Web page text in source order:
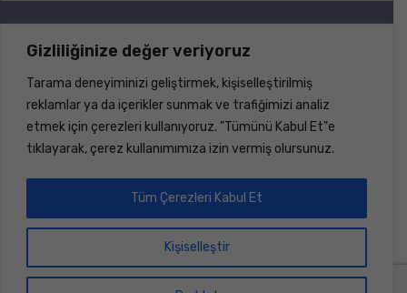
Gizliliğinize değer veriyoruz
Tarama deneyiminizi geliştirmek, kişiselleştirilmiş
reklamlar ya da içerikler sunmak ve trafiğimizi analiz
etmek için çerezleri kullanıyoruz. "Tümünü Kabul Et"e
tıklayarak, çerez kullanımımıza izin vermiş olursunuz.
Kişiselleştir
Tüm Çerezleri Kabul Et
Sayfalar
S.S.S.
İletişim
Ürünler
Haberler
Hakkımızda
Dökümanlar
Hesap
Üye Ol